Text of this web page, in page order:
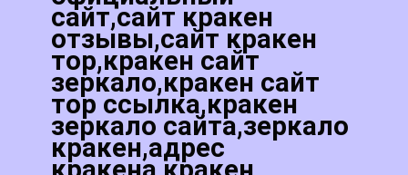
сайт,сайт кракен
отзывы,сайт кракен
тор,кракен сайт
зеркало,кракен сайт
тор ссылка,кракен
зеркало сайта,зеркало
кракен,адрес